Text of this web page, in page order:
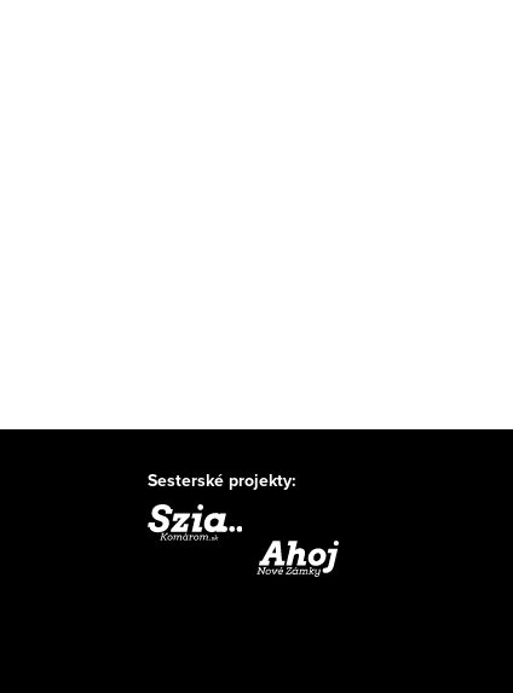
Sesterské projekty: